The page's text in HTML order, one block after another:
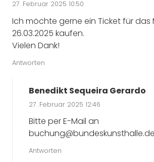
27. Februar 2025 10:50
Ich möchte gerne ein Ticket für das
26.03.2025 kaufen.
Vielen Dank!
Antworten
Benedikt Sequeira Gerardo
27. Februar 2025 12:46
Bitte per E-Mail an
buchung@bundeskunsthalle.de
Antworten